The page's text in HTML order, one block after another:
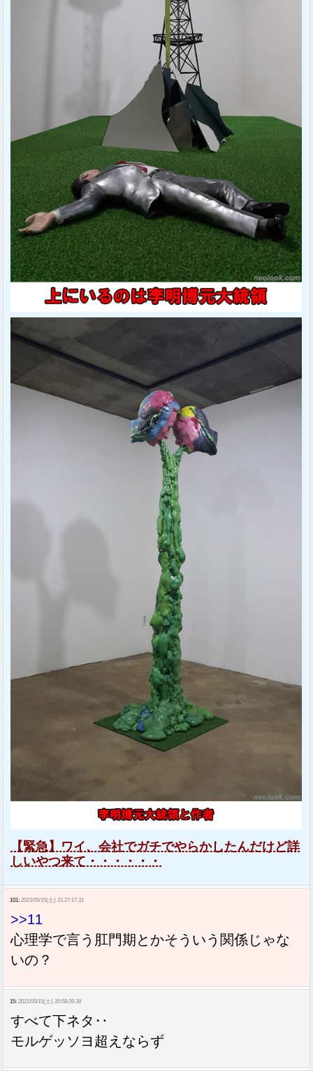
【緊急】ワイ、会社でガチでやらかしたんだけど詳
しいやつ来て・・・・・・
101: 2021/05/15(土) 21:27:17.31
>>11
心理学で言う肛門期とかそういう関係じゃな
いの？
15: 2021/05/15(土) 20:58:39.38
すべて下ネタ‥
モルゲッソヨ超えならず